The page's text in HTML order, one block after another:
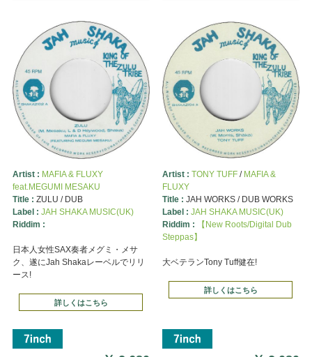
Artist : MAFIA & FLUXY
feat.MEGUMI MESAKU
Title : ZULU / DUB
Label : JAH SHAKA MUSIC(UK)
Riddim :
日本人女性SAX奏者メグミ・メサ
ク、遂にJah Shakaレーベルでリリ
ース!
詳しくはこちら
Artist : TONY TUFF/ MAFIA &
FLUXY
Title : JAH WORKS / DUB WORKS
Label : JAH SHAKA MUSIC(UK)
Riddim :
【New Roots/Digital Dub
Steppas】
大ベテランTony Tuff健在!
詳しくはこちら